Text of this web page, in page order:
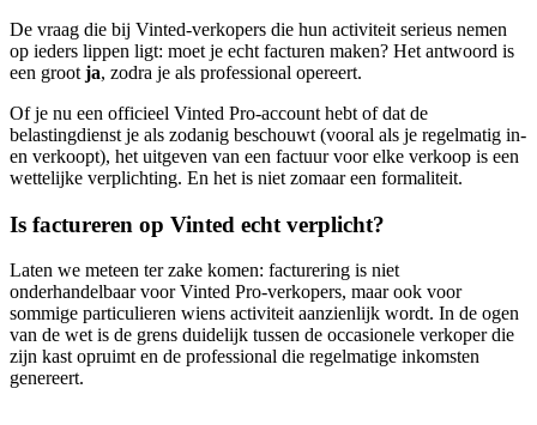
De vraag die bij Vinted-verkopers die hun activiteit serieus nemen
op ieders lippen ligt: moet je echt facturen maken? Het antwoord is
een groot ja, zodra je als professional opereert.
Of je nu een officieel Vinted Pro-account hebt of dat de
belastingdienst je als zodanig beschouwt (vooral als je regelmatig in-
en verkoopt), het uitgeven van een factuur voor elke verkoop is een
wettelijke verplichting. En het is niet zomaar een formaliteit.
Is factureren op Vinted echt verplicht?
Laten we meteen ter zake komen: facturering is niet
onderhandelbaar voor Vinted Pro-verkopers, maar ook voor
sommige particulieren wiens activiteit aanzienlijk wordt. In de ogen
van de wet is de grens duidelijk tussen de occasionele verkoper die
zijn kast opruimt en de professional die regelmatige inkomsten
genereert.